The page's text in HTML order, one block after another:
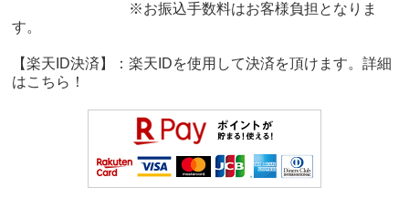
※お振込手数料はお客様負担となりま
す。
【楽天ID決済】：楽天IDを使用して決済を頂けます。詳細
はこちら！